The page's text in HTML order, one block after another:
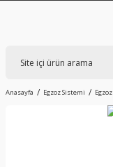
Anasayfa Egzoz Sistemi